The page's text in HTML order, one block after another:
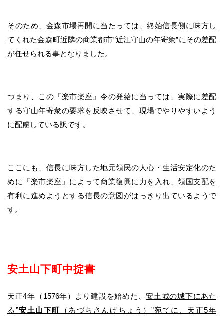
そのため、金森市場再開に当たっては、 終始信長側に味方し
てくれた金森町近隣の商業都市”近江守山の年寄衆”にその差配
が任せられる事となりました。
つまり、この『楽市楽座』令の発給に当っては、実際に差配
する守山年寄衆の要求を反映させて、現場でやりやすいよう
に配慮している訳です。
ここにも、信長に味方した地元領民の人心・生活安定化のた
めに『楽市楽座』によって商業復興に力を入れ、 領国支配を
有利に進めようとする信長の意図がはっきり出ている ようで
す。
安土山下町中掟書
天正4年（1576年）より建設を始めた、安土城の城下にあた
る”安土山下町 （あづちさんげちょう）”宛てに、天正5年